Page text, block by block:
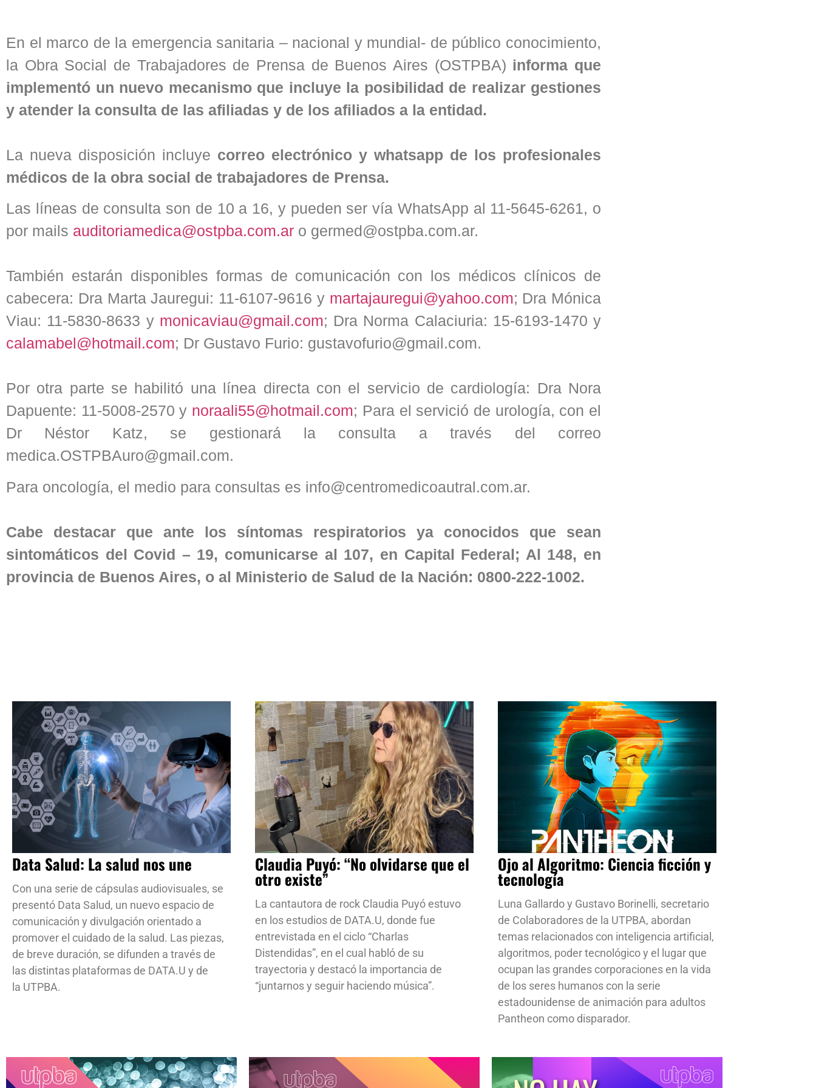
En el marco de la emergencia sanitaria – nacional y mundial- de público conocimiento,
la Obra Social de Trabajadores de Prensa de Buenos Aires (OSTPBA) informa que
implementó un nuevo mecanismo que incluye la posibilidad de realizar gestiones
y atender la consulta de las afiliadas y de los afiliados a la entidad.
La nueva disposición incluye correo electrónico y whatsapp de los profesionales
médicos de la obra social de trabajadores de Prensa.
Las líneas de consulta son de 10 a 16, y pueden ser vía WhatsApp al 11-5645-6261, o
por mails auditoriamedica@ostpba.com.ar o germed@ostpba.com.ar.
También estarán disponibles formas de comunicación con los médicos clínicos de
cabecera: Dra Marta Jauregui: 11-6107-9616 y martajauregui@yahoo.com; Dra Mónica
Viau: 11-5830-8633 y monicaviau@gmail.com; Dra Norma Calaciuria: 15-6193-1470 y
calamabel@hotmail.com; Dr Gustavo Furio: gustavofurio@gmail.com.
Por otra parte se habilitó una línea directa con el servicio de cardiología: Dra Nora
Dapuente: 11-5008-2570 y noraali55@hotmail.com; Para el servició de urología, con el
Dr Néstor Katz, se gestionará la consulta a través del correo
medica.OSTPBAuro@gmail.com.
Para oncología, el medio para consultas es info@centromedicoautral.com.ar.
Cabe destacar que ante los síntomas respiratorios ya conocidos que sean
sintomáticos del Covid – 19, comunicarse al 107, en Capital Federal; Al 148, en
provincia de Buenos Aires, o al Ministerio de Salud de la Nación: 0800-222-1002.
Data Salud: La salud nos une
Con una serie de cápsulas audiovisuales, se
presentó Data Salud, un nuevo espacio de
comunicación y divulgación orientado a
promover el cuidado de la salud. Las piezas,
de breve duración, se difunden a través de
las distintas plataformas de DATA.U y de
la UTPBA.
Claudia Puyó: “No olvidarse que el
otro existe”
La cantautora de rock Claudia Puyó estuvo
en los estudios de DATA.U, donde fue
entrevistada en el ciclo “Charlas
Distendidas”, en el cual habló de su
trayectoria y destacó la importancia de
“juntarnos y seguir haciendo música”.
Ojo al Algoritmo: Ciencia ficción y
tecnología
Luna Gallardo y Gustavo Borinelli, secretario
de Colaboradores de la UTPBA, abordan
temas relacionados con inteligencia artificial,
algoritmos, poder tecnológico y el lugar que
ocupan las grandes corporaciones en la vida
de los seres humanos con la serie
estadounidense de animación para adultos
Pantheon como disparador.